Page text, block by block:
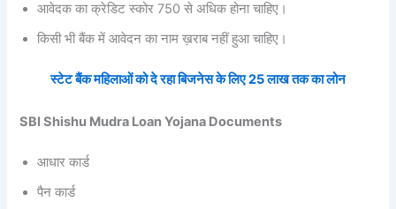
आवेदक का क्रेडिट स्कोर 750 से अधिक होना चाहिए।
किसी भी बैंक में आवेदन का नाम ख़राब नहीं हुआ चाहिए।
स्टेट बैंक महिलाओं को दे रहा बिजनेस के लिए 25 लाख तक का लोन
SBI Shishu Mudra Loan Yojana Documents
आधार कार्ड
पैन कार्ड